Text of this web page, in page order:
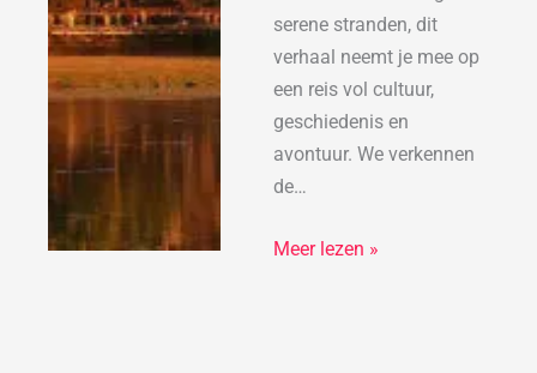
serene stranden, dit
verhaal neemt je mee op
een reis vol cultuur,
geschiedenis en
avontuur. We verkennen
de…
Meer lezen »